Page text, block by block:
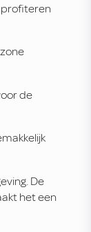
profiteren
de
De
het een